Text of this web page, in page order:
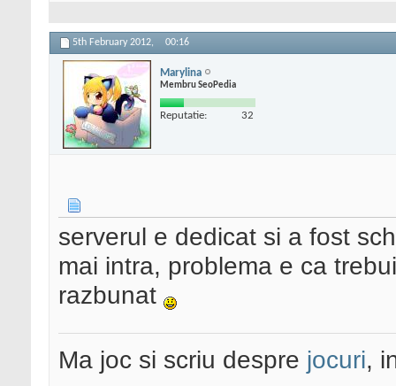
5th February 2012, 00:16
Marylina
Membru SeoPedia
Reputatie: 32
serverul e dedicat si a fost
mai intra, problema e ca
razbunat
Ma joc si scriu despre jocuri,